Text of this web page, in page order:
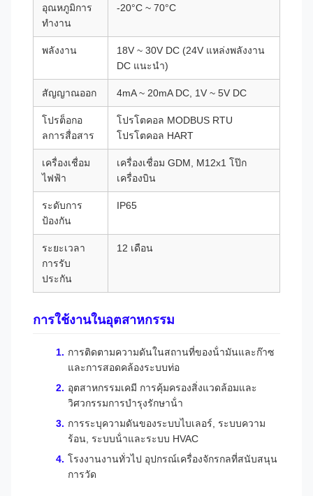
อุณหภูมิการ
ทํางาน
-20°C ~ 70°C
พลังงาน
18V ~ 30V DC (24V แหล่งพลังงาน
DC แนะนํา)
สัญญาณออก 4mA ~ 20mA DC, 1V ~ 5V DC
โปรต็อกอ
ลการสื่อสาร
โปรโตคอล MODBUS RTU
โปรโตคอล HART
เครื่องเชื่อม
ไฟฟ้า
เครื่องเชื่อม GDM, M12x1 โป๊ก
เครื่องบิน
ระดับการ
ป้องกัน
IP65
ระยะเวลา
การรับ
ประกัน
12 เดือน
การใช้งานในอุตสาหกรรม
การติดตามความดันในสถานที่ของน้ํามันและก๊าซ
และการสอดคล้องระบบท่อ
อุตสาหกรรมเคมี การคุ้มครองสิ่งแวดล้อมและ
วิศวกรรมการบํารุงรักษาน้ํา
การระบุความดันของระบบไบเลอร์, ระบบความ
ร้อน, ระบบน้ําและระบบ HVAC
โรงงานงานทั่วไป อุปกรณ์เครื่องจักรกลที่สนับสนุน
การวัด